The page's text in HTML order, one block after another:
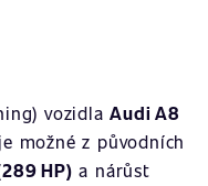
vozidlaAudi A8
je možné z původních
HP) a nárůst